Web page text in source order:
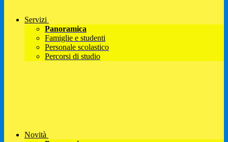
Servizi
Panoramica
Famiglie e studenti
Personale scolastico
Percorsi di studio
Novità